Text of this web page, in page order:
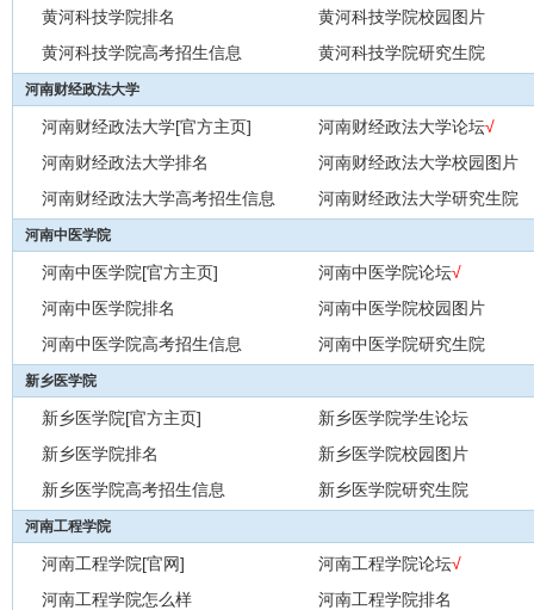
黄河科技学院排名
黄河科技学院校园图片
黄河科技学院高考招生信息
黄河科技学院研究生院
河南财经政法大学
河南财经政法大学[官方主页] 河南财经政法大学论坛√
河南财经政法大学排名
河南财经政法大学校园图片
河南财经政法大学高考招生信息
河南财经政法大学研究生院
河南中医学院
河南中医学院[官方主页] 河南中医学院论坛√
河南中医学院排名
河南中医学院校园图片
河南中医学院高考招生信息
河南中医学院研究生院
新乡医学院
新乡医学院[官方主页]
新乡医学院学生论坛
新乡医学院排名
新乡医学院校园图片
新乡医学院高考招生信息
新乡医学院研究生院
河南工程学院
河南工程学院[官网] 河南工程学院论坛√
河南工程学院怎么样
河南工程学院排名